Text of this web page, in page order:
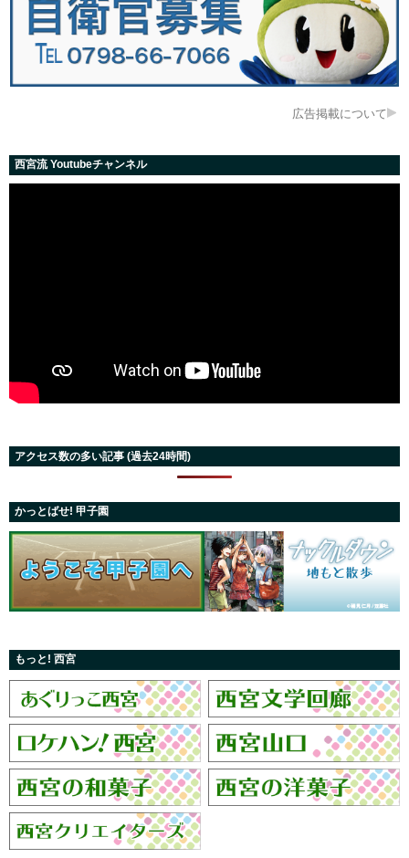
広告掲載について
西宮流 Youtubeチャンネル
アクセス数の多い記事 (過去24時間)
かっとばせ! 甲子園
もっと! 西宮